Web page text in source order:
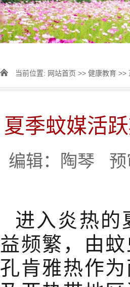
当前位置: 网站首页 >> 健康教育 >>
夏季蚊媒活
编辑：陶琴
进入炎热
益频繁，由
孔肯雅热作